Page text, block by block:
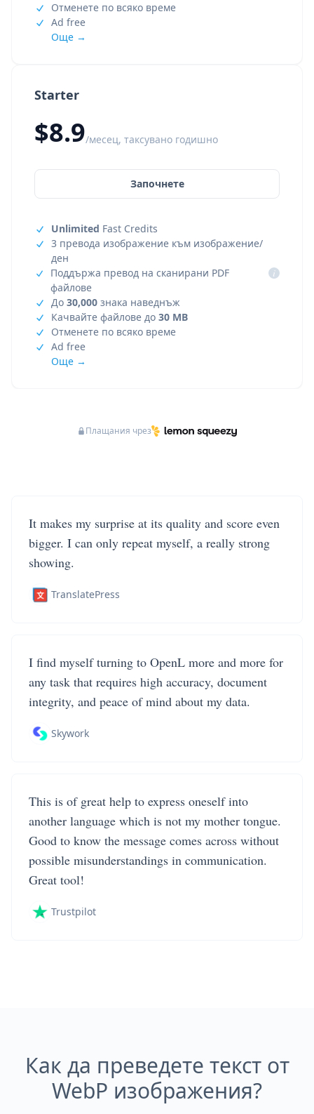
Starter
$8.9/месец, таксувано годишно
Започнете
Unlimited Fast Credits
3 превода изображение към изображение/
ден
Поддържа превод на сканирани PDF
файлове
i
До 30,000 знака наведнъж
Качвайте файлове до 30 MB
Отменете по всяко време
Ad free
Още →
Отменете по всяко време
Ad free
Още →
Плащания чрез
It makes my surprise at its quality and score even
bigger. I can only repeat myself, a really strong
showing.
TranslatePress
I find myself turning to OpenL more and more for
any task that requires high accuracy, document
integrity, and peace of mind about my data.
Skywork
This is of great help to express oneself into
another language which is not my mother tongue.
Good to know the message comes across without
possible misunderstandings in communication.
Great tool!
Trustpilot
Как да преведете текст от
WebP изображения?